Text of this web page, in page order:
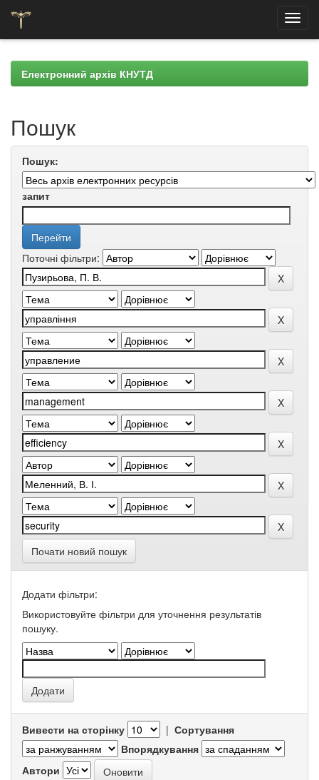
navigationЕлектронний архів КНУТД
Пошук
Пошук:
запит
Поточні фільтри:
Почати новий пошук
Додати фільтри:
Використовуйте фільтри для уточнення результатів
пошуку.
Вивести на сторінку | Сортування
Впорядкування
Автори